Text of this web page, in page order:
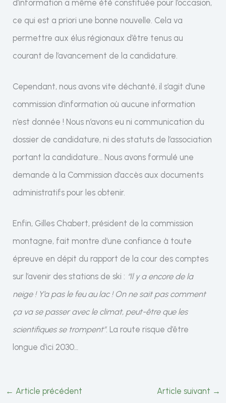
d’information a même été constituée pour l’occasion,
ce qui est a priori une bonne nouvelle. Cela va
permettre aux élus régionaux d’être tenus au
courant de l’avancement de la candidature.
Cependant, nous avons vite déchanté, il s’agit d’une
commission d’information où aucune information
n’est donnée ! Nous n’avons eu ni communication du
dossier de candidature, ni des statuts de l’association
portant la candidature… Nous avons formulé une
demande à la Commission d’accès aux documents
administratifs pour les obtenir.
Enfin, Gilles Chabert, président de la commission
montagne, fait montre d’une confiance à toute
épreuve en dépit du rapport de la cour des comptes
sur l’avenir des stations de ski : “Il y a encore de la
neige ! Y’a pas le feu au lac ! On ne sait pas comment
ça va se passer avec le climat, peut-être que les
scientifiques se trompent”. La route risque d’être
longue d’ici 2030…
← Article précédent Article suivant →